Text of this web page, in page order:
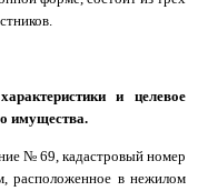
и целевое
имущества.
№ 69, кадастровый номер
расположенное в нежилом